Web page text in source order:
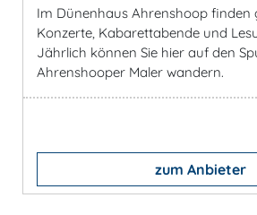
Im Dünenhaus Ahrenshoop finden
Konzerte, Kabarettabende und
Jährlich können Sie hier auf den
Ahrenshooper Maler wandern.
zum Anbieter